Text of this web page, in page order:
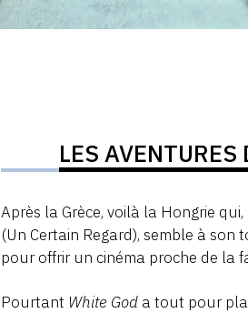
LES AVENTURES
Après la Grèce, voilà la Hongrie qui,
(Un Certain Regard), semble à son
pour offrir un cinéma proche de la
Pourtant White God a tout pour